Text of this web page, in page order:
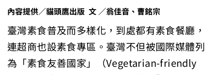
內容提供／貓頭鷹出版 文 ／翁佳音、曹銘宗
臺灣素食普及而多樣化，到處都有素食餐廳，
連超商也設素食專區。臺灣不但被國際媒體列
為「素食友善國家」（Vegetarian-friendly